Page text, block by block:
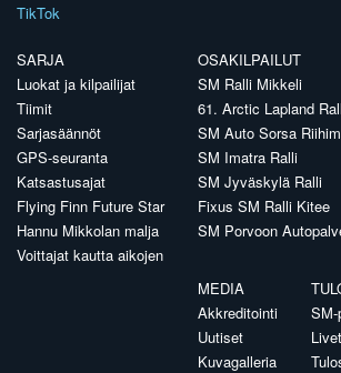
TikTok
SARJA
Luokat ja kilpailijat
Tiimit
Sarjasäännöt
GPS-seuranta
Katsastusajat
Flying Finn Future Star
Hannu Mikkolan malja
Voittajat kautta aikojen
OSAKILPAILUT
SM Ralli Mikkeli
61. Arctic Lapland
SM Auto Sorsa
SM Imatra Ralli
SM Jyväskylä Ralli
Fixus SM Ralli Kitee
SM Porvoon
MEDIA
Akkreditointi
Uutiset
Kuvagalleria